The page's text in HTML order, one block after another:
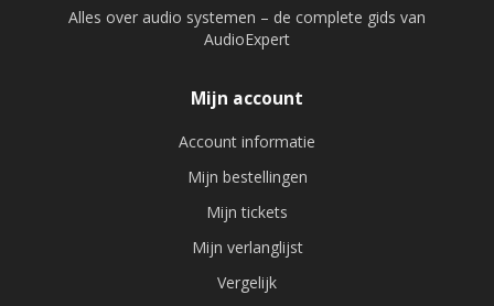
Alles over audio systemen – de complete gids van
AudioExpert
Mijn account
Account informatie
Mijn bestellingen
Mijn tickets
Mijn verlanglijst
Vergelijk